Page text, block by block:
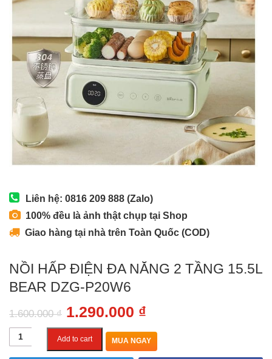
Liên hệ: 0816 209 888 (Zalo)
100% đều là ảnh thật chụp tại Shop
Giao hàng tại nhà trên Toàn Quốc (COD)
NỒI HẤP ĐIỆN ĐA NĂNG 2 TẦNG 15.5L
BEAR DZG-P20W6
1.600.000₫ Original
price
was:
1.290.000 ₫
price
is:
Quantity
Add to cart MUA NGAY